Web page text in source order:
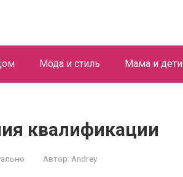
Мода и стиль Мама и дети
квалификации
Автор: Andrey